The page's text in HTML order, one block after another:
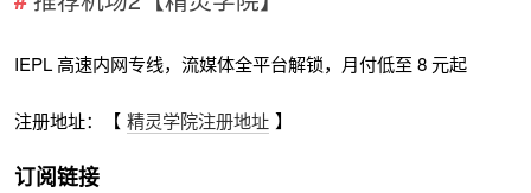
IEPL 高速内网专线，流媒体全平台解锁，月付低至 8 元起
注册地址：【 精灵学院注册地址 】
订阅链接